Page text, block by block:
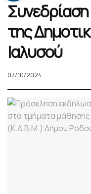
της
Ιαλυσού
07/10/2024